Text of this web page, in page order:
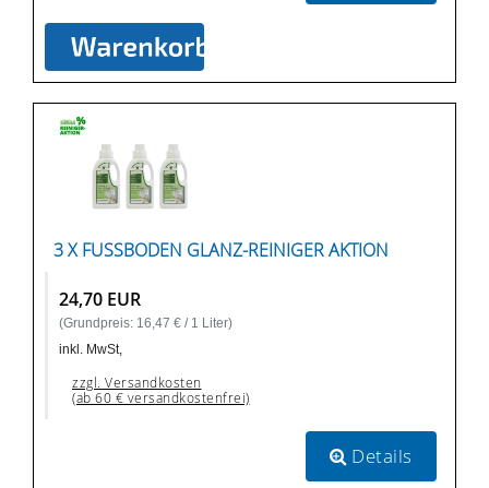
3 X FUSSBODEN GLANZ-REINIGER AKTION
24,70 EUR
(Grundpreis: 16,47 € / 1 Liter)
inkl. MwSt,
zzgl. Versandkosten
(ab 60 € versandkostenfrei)
Details